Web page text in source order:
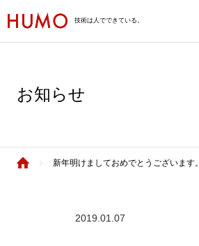
技術は人でできている。
お知らせ
新年明けましておめでとうございます。
2019.01.07